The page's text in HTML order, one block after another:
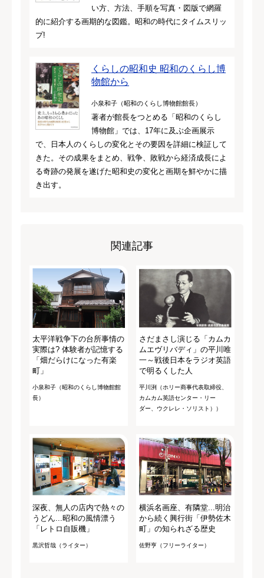
い方、方法、手順を写真・図版で網羅
的に紹介する画期的な図鑑。昭和の時代にタイムスリッ
プ!
くらしの昭和史 昭和のくらし博
物館から
小泉和子（昭和のくらし博物館館長）
著者が館長をつとめる「昭和のくらし
博物館」では、17年に及ぶ企画展示
で、日本人のくらしの変化とその要因を詳細に検証して
きた。その成果をまとめ、戦争、敗戦から経済成長によ
る奇跡の発展を遂げた昭和史の変化と画期を鮮やかに描
き出す。
関連記事
太平洋戦争下の台所事情の
実際は? 体験者が記憶する
「畑だらけになった有楽
町」
小泉和子（昭和のくらし博物館館
長）
さだまさし演じる「カムカ
ムエヴリバディ」の平川唯
一～戦後日本をラジオ英語
で明るくした人
平川洌（ホリー商事代表取締役、
カムカム英語センター・リー
ダー、ウクレレ・ソリスト））
深夜、無人の店内で熱々の
うどん...昭和の風情漂う
「レトロ自販機」
黒沢哲哉（ライター）
横浜名画座、有隣堂...明治
から続く興行街「伊勢佐木
町」の知られざる歴史
佐野亨（フリーライター）